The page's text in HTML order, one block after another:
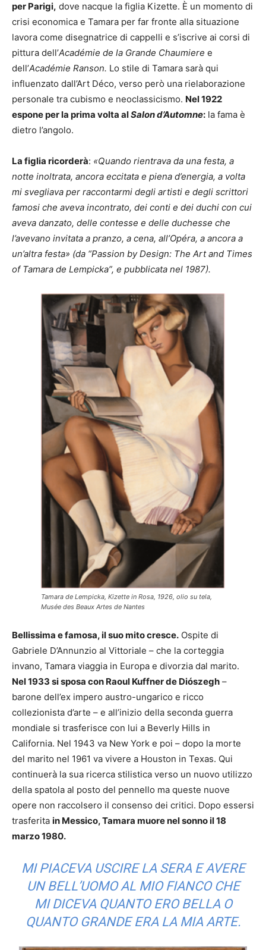
per Parigi, dove nacque la figlia Kizette. È un momento di
crisi economica e Tamara per far fronte alla situazione
lavora come disegnatrice di cappelli e s’iscrive ai corsi di
pittura dell’Académie de la Grande Chaumiere e
dell’Académie Ranson. Lo stile di Tamara sarà qui
influenzato dall’Art Déco, verso però una rielaborazione
personale tra cubismo e neoclassicismo. Nel 1922
espone per la prima volta alSalon d’Automne: la fama è
dietro l’angolo.
La figlia ricorderà: «Quando rientrava da una festa, a
notte inoltrata, ancora eccitata e piena d’energia, a volta
mi svegliava per raccontarmi degli artisti e degli scrittori
famosi che aveva incontrato, dei conti e dei duchi con cui
aveva danzato, delle contesse e delle duchesse che
l’avevano invitata a pranzo, a cena, all’Opéra, a ancora a
un’altra festa» (da “Passion by Design: The Art and Times
of Tamara de Lempicka”, e pubblicata nel 1987).
Tamara de Lempicka, Kizette in Rosa, 1926, olio su tela,
Musée des Beaux Artes de Nantes
Bellissima e famosa, il suo mito cresce. Ospite di
Gabriele D’Annunzio al Vittoriale – che la corteggia
invano, Tamara viaggia in Europa e divorzia dal marito.
Nel 1933 si sposa con Raoul Kuffner de Diószegh –
barone dell’ex impero austro-ungarico e ricco
collezionista d’arte – e all’inizio della seconda guerra
mondiale si trasferisce con lui a Beverly Hills in
California. Nel 1943 va New York e poi – dopo la morte
del marito nel 1961 va vivere a Houston in Texas. Qui
continuerà la sua ricerca stilistica verso un nuovo utilizzo
della spatola al posto del pennello ma queste nuove
opere non raccolsero il consenso dei critici. Dopo essersi
trasferita in Messico, Tamara muore nel sonno il 18
marzo 1980.
MI PIACEVA USCIRE LA SERA E AVERE
UN BELL’UOMO AL MIO FIANCO CHE
MI DICEVA QUANTO ERO BELLA O
QUANTO GRANDE ERA LA MIA ARTE.